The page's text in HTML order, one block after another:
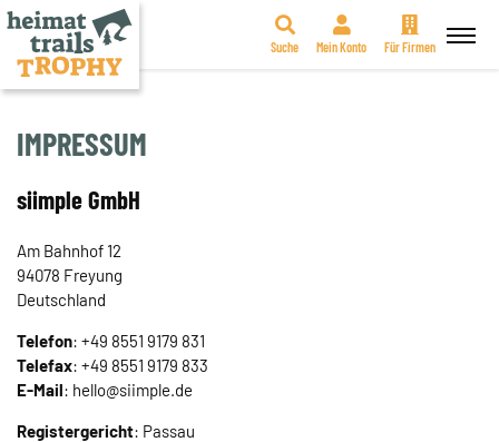
Zum
springen
Suche Mein Konto Für Firmen
IMPRESSUM
siimple GmbH
Am Bahnhof 12
94078 Freyung
Deutschland
Telefon: +49 8551 9179 831
Telefax: +49 8551 9179 833
E-Mail: hello@siimple.de
Registergericht: Passau